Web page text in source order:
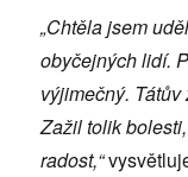
„Chtěla jsem
obyčejných lidí.
výjimečný.
Zažil tolik
radost,“